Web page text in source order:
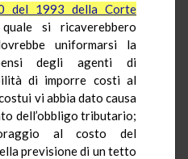
del 1993 della Corte
si ricaverebbero
uniformarsi la
degli agenti di
di imporre costi al
vi abbia dato causa
dell’obbligo tributario;
al costo del
previsione di un tetto